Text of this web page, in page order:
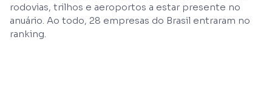
rodovias, trilhos e aeroportos a estar presente no
anuário. Ao todo, 28 empresas do Brasil entraram no
ranking.